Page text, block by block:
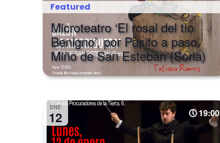
Featured
Microteatro ‘El rosal del tío
Benigno’, por Pasito a paso.
Miño de San Esteban (Soria)
ENE
12 19:00